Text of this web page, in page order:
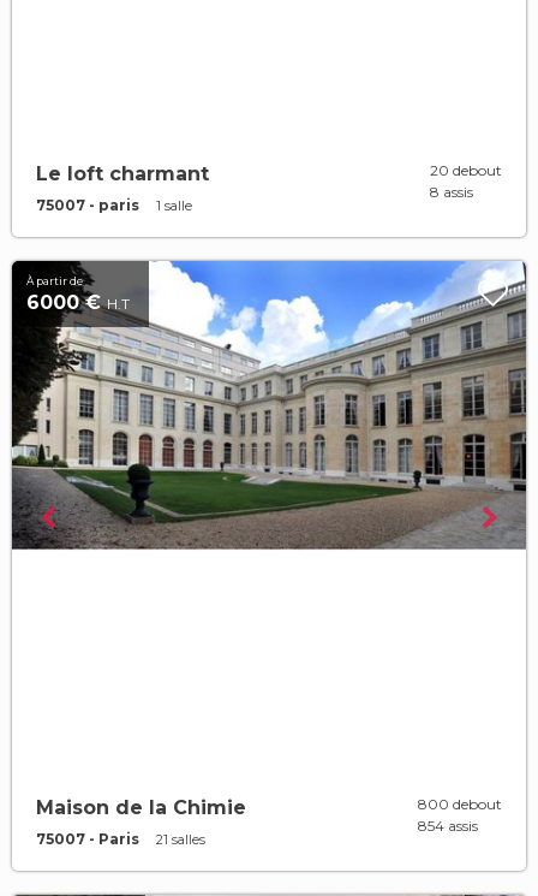
Le loft charmant
75007 - paris 1 salle
20 debout
8 assis
À partir de
6000 €H.T
Maison de la Chimie
75007 - Paris 21 salles
800 debout
854 assis